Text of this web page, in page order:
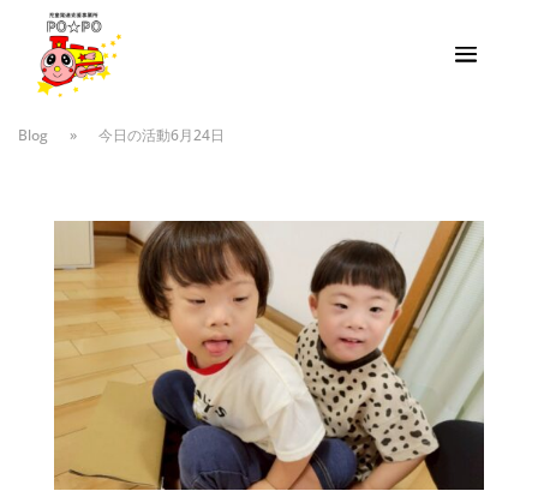
Blog » 今日の活動6月24日